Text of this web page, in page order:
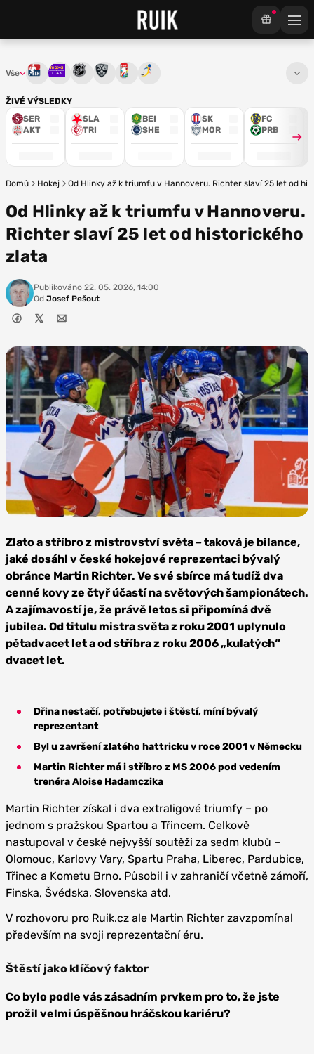
ŽIVÉ VÝSLEDKY
SER
AKT
SLA
TRI
BEI
SHE
SK
MOR
FC
PRB
Vše Tipsport extraliga
Maxa ligaNHL KHL Mistrovství světa
Domů Hokej Od Hlinky až k triumfu v Hannoveru. Richter slaví 25 let od
Od Hlinky až k triumfu v Hannoveru.
Richter slaví 25 let od historického
zlata
Publikováno 22. 05. 2026, 14:00
Od Josef Pešout
Kometa Brno
Zlato a stříbro z mistrovství světa – taková je bilance,
jaké dosáhl v české hokejové reprezentaci bývalý
obránce Martin Richter. Ve své sbírce má tudíždva
cenné kovy ze čtyř účastí na světových šampionátech.
A zajímavostí je, že právě letos si připomínádvě
jubilea. Od titulu mistra světa z roku 2001 uplynulo
pětadvacet let a od stříbra z roku 2006 „kulatých“
dvacet let.
Dřina nestačí, potřebujete i štěstí, míní bývalý
reprezentant
Byl u završení zlatého hattricku v roce 2001 v Německu
Martin Richter má i stříbro z MS 2006 pod vedením
trenéra Aloise Hadamczika
Martin Richter získal i dva extraligové triumfy – po
jednom s pražskou Spartou a Třincem. Celkově
nastupoval v české nejvyšší soutěži za sedm klubů –
Olomouc, Karlovy Vary, Spartu Praha, Liberec, Pardubice,
Třinec a Kometu Brno. Působil i v zahraničí včetně zámoří,
Finska, Švédska, Slovenska atd.
V rozhovoru pro Ruik.cz ale Martin Richter zavzpomínal
především na svoji reprezentační éru.
Štěstí jako klíčový faktor
Co bylo podle vászásadním prvkem pro to, že jste
prožil velmi úspěšnou hráčskou kariéru?